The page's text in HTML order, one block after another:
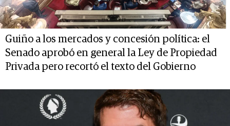
Guiño a los mercados y concesión política: el
Senado aprobó en general la Ley de Propiedad
Privada pero recortó el texto del Gobierno